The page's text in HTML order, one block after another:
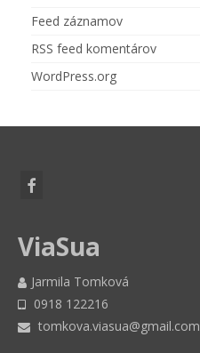
Feed záznamov
RSS feed komentárov
WordPress.org
ViaSua
Jarmila Tomková
0918 122216
tomkova.viasua@gmail.com